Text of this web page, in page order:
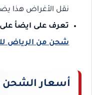
نقل الأغراض هذا
تعرف على ايضأ
شحن من الرياض
أسعار الشحن